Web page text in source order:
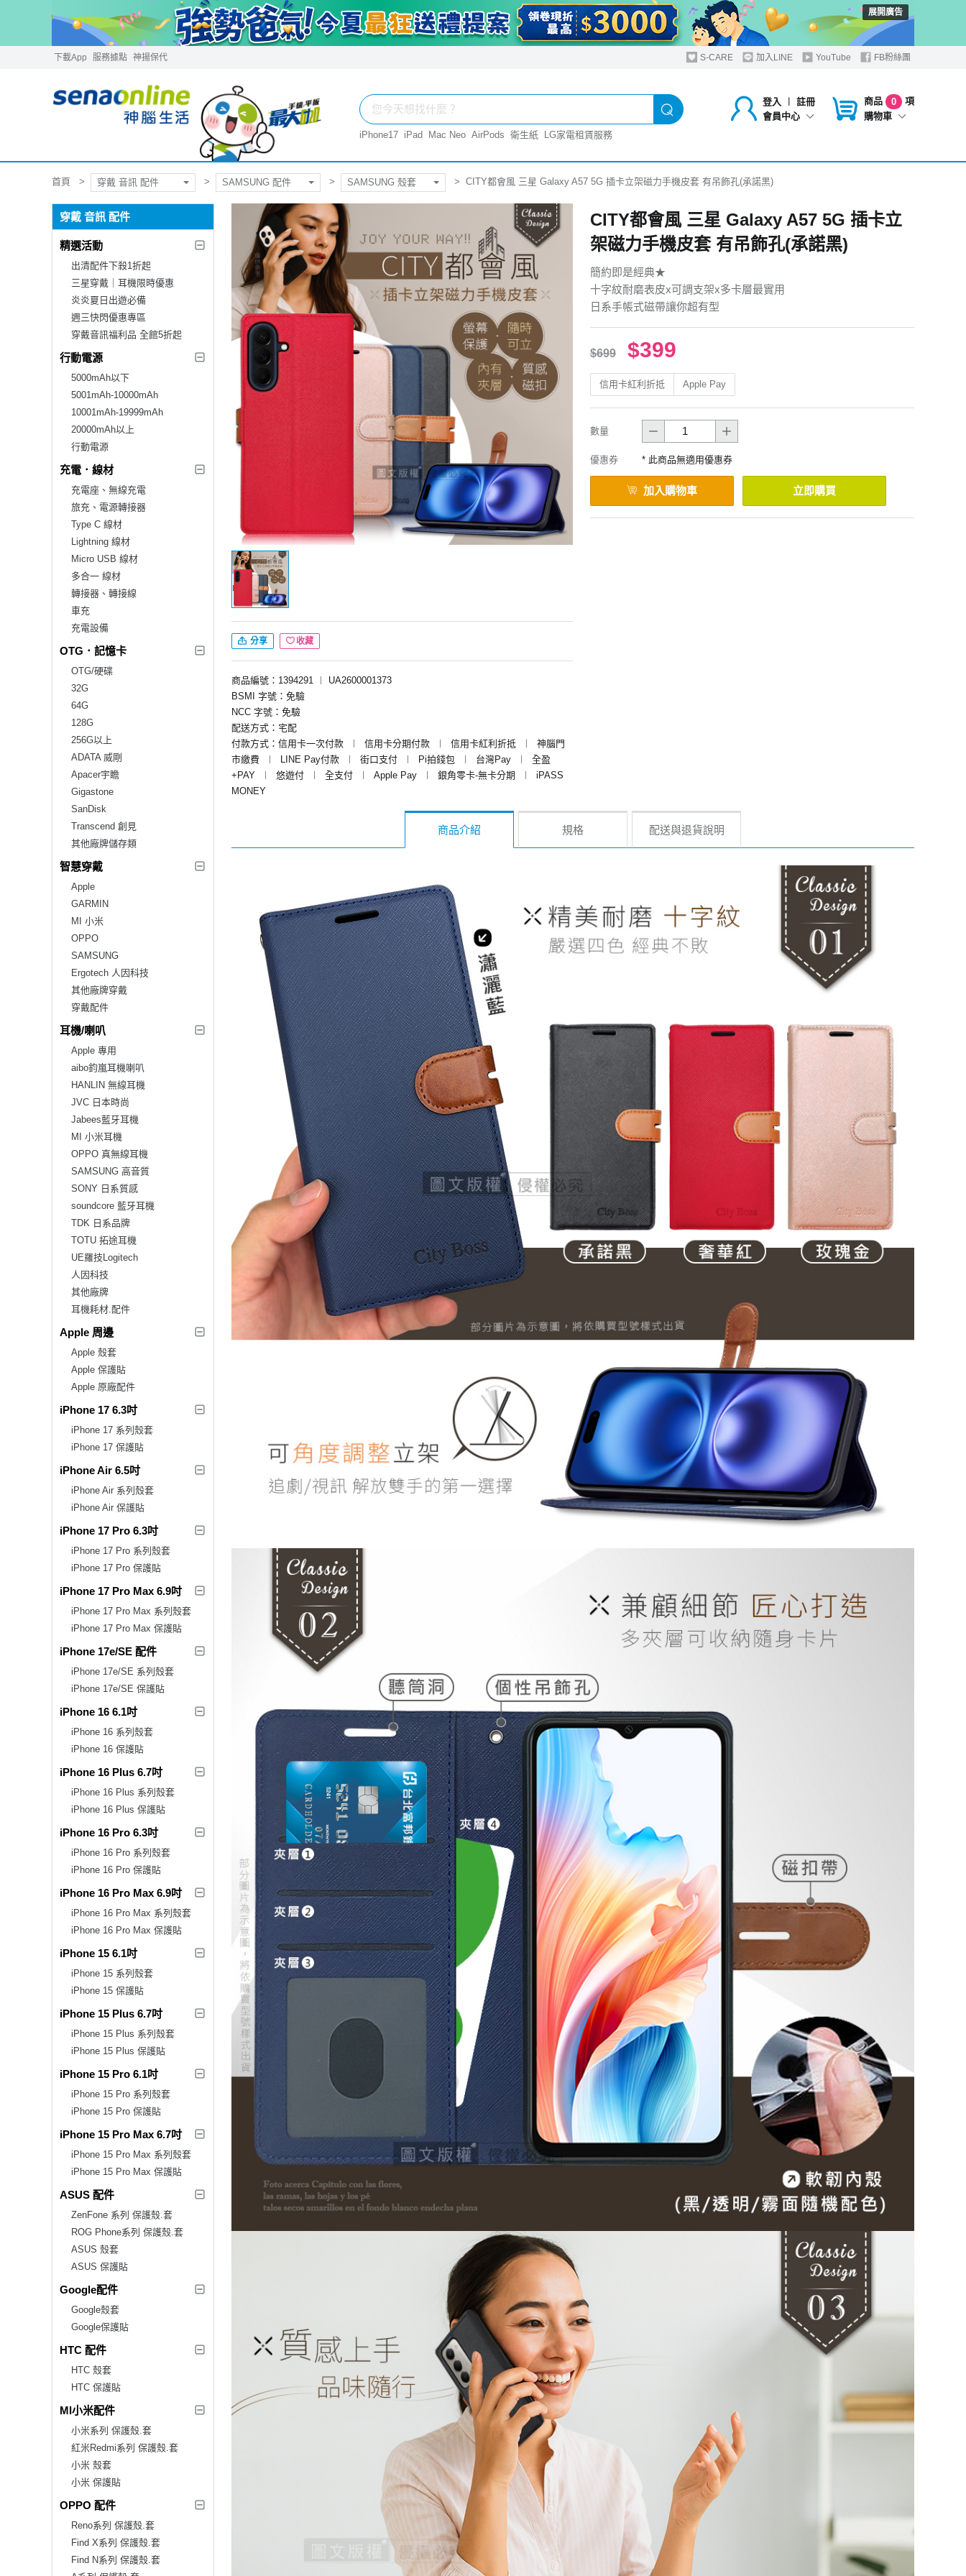
展開廣告
下載App 服務據點 神揚保代 S-CARE 加入LINE YouTube FB粉絲團
登入 ︱
註冊
會員中心
商品 0
項
購物車
iPhone17 iPad Mac Neo AirPods 衛生紙 LG家電租賃服務
首頁 穿戴 音訊 配件 SAMSUNG 配件 SAMSUNG 殼套 CITY都會風 三星 Galaxy A57 5G 插卡立架磁力手機皮套 有吊飾孔(承諾黑)
穿戴 音訊 配件
精選活動
出清配件下殺1折起
三星穿戴｜耳機限時優惠
炎炎夏日出遊必備
週三快閃優惠專區
穿戴音訊福利品 全館5折起
行動電源
5000mAh以下
5001mAh-10000mAh
10001mAh-19999mAh
20000mAh以上
行動電源
充電．線材
充電座、無線充電
旅充、電源轉接器
Type C 線材
Lightning 線材
Micro USB 線材
多合一 線材
轉接器、轉接線
車充
充電設備
OTG．記憶卡
OTG/硬碟
32G
64G
128G
256G以上
ADATA 威剛
Apacer宇瞻
Gigastone
SanDisk
Transcend 創見
其他廠牌儲存類
智慧穿戴
Apple
GARMIN
MI 小米
OPPO
SAMSUNG
Ergotech 人因科技
其他廠牌穿戴
穿戴配件
耳機/喇叭
Apple 專用
aibo鈞嵐耳機喇叭
HANLIN 無線耳機
JVC 日本時尚
Jabees藍牙耳機
MI 小米耳機
OPPO 真無線耳機
SAMSUNG 高音質
SONY 日系質感
soundcore 藍牙耳機
TDK 日系品牌
TOTU 拓途耳機
UE羅技Logitech
人因科技
其他廠牌
耳機耗材.配件
Apple 周邊
Apple 殼套
Apple 保護貼
Apple 原廠配件
iPhone 17 6.3吋
iPhone 17 系列殼套
iPhone 17 保護貼
iPhone Air 6.5吋
iPhone Air 系列殼套
iPhone Air 保護貼
iPhone 17 Pro 6.3吋
iPhone 17 Pro 系列殼套
iPhone 17 Pro 保護貼
iPhone 17 Pro Max 6.9吋
iPhone 17 Pro Max 系列殼套
iPhone 17 Pro Max 保護貼
iPhone 17e/SE 配件
iPhone 17e/SE 系列殼套
iPhone 17e/SE 保護貼
iPhone 16 6.1吋
iPhone 16 系列殼套
iPhone 16 保護貼
iPhone 16 Plus 6.7吋
iPhone 16 Plus 系列殼套
iPhone 16 Plus 保護貼
iPhone 16 Pro 6.3吋
iPhone 16 Pro 系列殼套
iPhone 16 Pro 保護貼
iPhone 16 Pro Max 6.9吋
iPhone 16 Pro Max 系列殼套
iPhone 16 Pro Max 保護貼
iPhone 15 6.1吋
iPhone 15 系列殼套
iPhone 15 保護貼
iPhone 15 Plus 6.7吋
iPhone 15 Plus 系列殼套
iPhone 15 Plus 保護貼
iPhone 15 Pro 6.1吋
iPhone 15 Pro 系列殼套
iPhone 15 Pro 保護貼
iPhone 15 Pro Max 6.7吋
iPhone 15 Pro Max 系列殼套
iPhone 15 Pro Max 保護貼
ASUS 配件
ZenFone 系列 保護殼.套
ROG Phone系列 保護殼.套
ASUS 殼套
ASUS 保護貼
Google配件
Google殼套
Google保護貼
HTC 配件
HTC 殼套
HTC 保護貼
MI小米配件
小米系列 保護殼.套
紅米Redmi系列 保護殼.套
小米 殼套
小米 保護貼
OPPO 配件
Reno系列 保護殼.套
Find X系列 保護殼.套
Find N系列 保護殼.套
分享 收藏
商品編號：1394291 ︱
UA2600001373
BSMI 字號：免驗
NCC 字號：免驗
配送方式：宅配
付款方式：信用卡一次付款
︱ 信用卡分期付款 ︱ 信用卡紅利折抵 ︱
神腦門
市繳費
︱ LINE Pay付款 ︱ 街口支付 ︱ Pi拍錢包 ︱ 台灣Pay ︱
全盈
+PAY
︱ 悠遊付 ︱ 全支付 ︱ Apple Pay ︱ 銀角零卡-無卡分期 ︱
iPASS
MONEY
CITY都會風 三星 Galaxy A57 5G 插卡立
架磁力手機皮套 有吊飾孔(承諾黑)
簡約即是經典★
十字紋耐磨表皮x可調支架x多卡層最實用
日系手帳式磁帶讓你超有型
$699 $399
信用卡紅利折抵 Apple Pay
數量
優惠券 * 此商品無適用優惠券
加入購物車 立即購買
商品介紹 規格 配送與退貨說明